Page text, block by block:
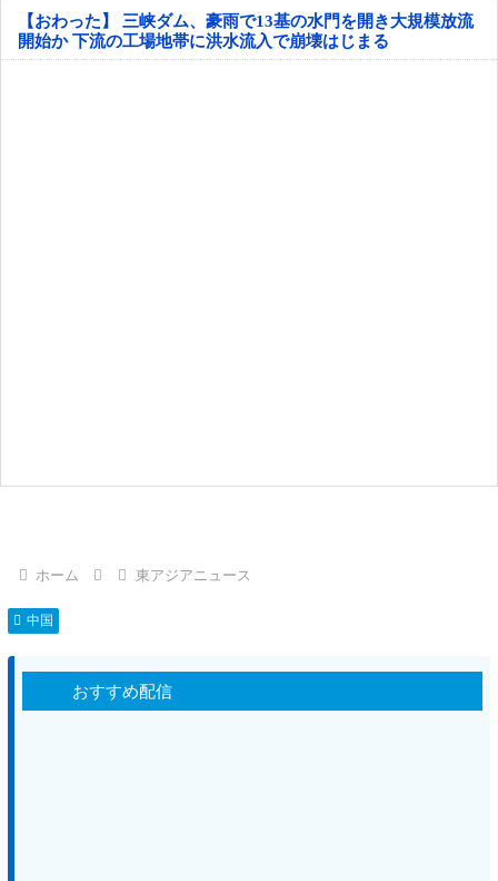
【おわった】 三峡ダム、豪雨で13基の水門を開き大規模放流
開始か 下流の工場地帯に洪水流入で崩壊はじまる
ホーム 東アジアニュース
中国
おすすめ配信